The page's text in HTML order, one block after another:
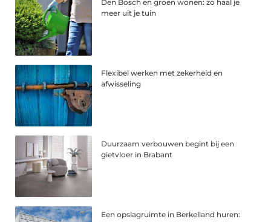
Den Bosch en groen wonen: zo haal je
meer uit je tuin
Flexibel werken met zekerheid en
afwisseling
Duurzaam verbouwen begint bij een
gietvloer in Brabant
Een opslagruimte in Berkelland huren: